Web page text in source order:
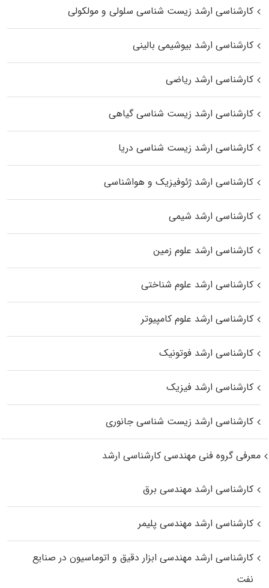
کارشناسی ارشد زیست شناسی سلولی و مولکولی
کارشناسی ارشد بیوشیمی بالینی
کارشناسی ارشد ریاضی
کارشناسی ارشد زیست‌ شناسی گیاهی
کارشناسی ارشد زیست‌ شناسی دریا
کارشناسی ارشد ژئوفیزیک و هواشناسی
کارشناسی ارشد شیمی
کارشناسی ارشد علوم زمین
کارشناسی ارشد علوم شناختی
کارشناسی ارشد علوم کامپیوتر
کارشناسی ارشد فوتونیک
کارشناسی ارشد فیزیک
کارشناسی ارشد زیست‌ شناسی جانوری
معرفی گروه فنی مهندسی کارشناسی ارشد
کارشناسی ارشد مهندسی برق
کارشناسی ارشد مهندسی پلیمر
کارشناسی ارشد مهندسی ابزار دقیق و اتوماسیون در صنایع
نفت